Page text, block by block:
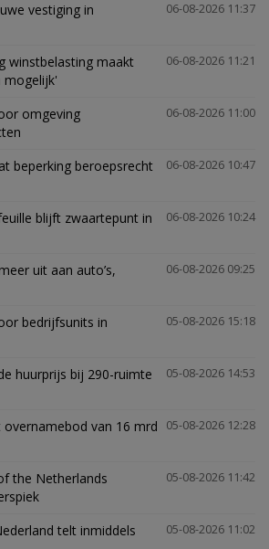
06-08-2026 11:37
vestiging in
06-08-2026 11:21
winstbelasting maakt
mogelijk'
06-08-2026 11:00
omgeving
06-08-2026 10:47
beperking beroepsrecht
06-08-2026 10:24
blijft zwaartepunt in
06-08-2026 09:25
uit aan auto’s,
05-08-2026 15:18
bedrijfsunits in
05-08-2026 14:53
huurprijs bij 290-ruimte
05-08-2026 12:28
van 16 mrd
05-08-2026 11:42
the Netherlands
05-08-2026 11:02
telt inmiddels